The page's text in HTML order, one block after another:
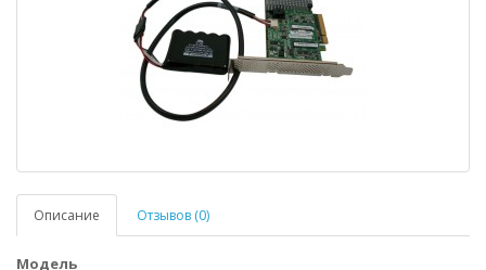
Описание Отзывов (0)
Модель